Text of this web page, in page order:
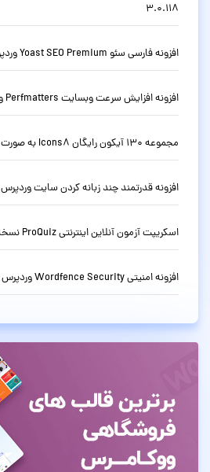
3.0.118
افزونه فارسی سئو Yoast SEO Premium وردپرس نسخه حرفه ای 28.1
افزونه افزایش سرعت وبسایت Perfmatters وردپرس نسخه 2.6.6
مجموعه 130 آیکون رایگان Icons8 به صورت SVG
افزونه قدرتمند چند زبانه کردن سایت وردپرس WPML نسخه 4.9.6
اسکریپت آزمون آنلاین اینترنتی ProQuiz نسخه 2.0.2
افزونه امنیتی Wordfence Security وردپرس نسخه 8.1.4